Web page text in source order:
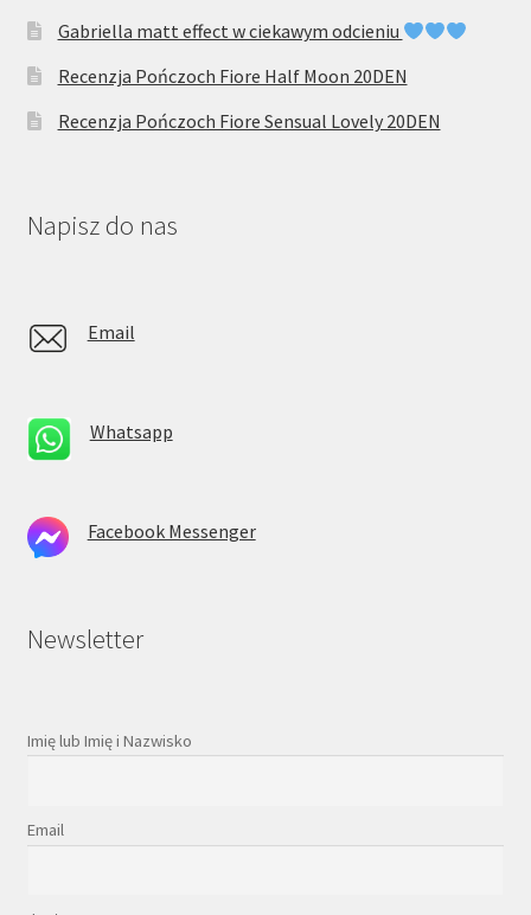
Gabriella matt effect w ciekawym odcieniu
Recenzja Pończoch Fiore Half Moon 20DEN
Recenzja Pończoch Fiore Sensual Lovely 20DEN
Napisz do nas
Email
Whatsapp
Facebook Messenger
Newsletter
Imię lub Imię i Nazwisko
Email